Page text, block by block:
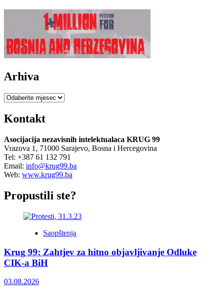
Arhiva
Arhiva
Kontakt
Asocijacija nezavisnih intelektualaca KRUG 99
Vrazova 1, 71000 Sarajevo, Bosna i Hercegovina
Tel: +387 61 132 791
Email: info@krug99.ba
Web: www.krug99.ba
Propustili ste?
Saopštenja
Krug 99: Zahtjev za hitno objavljivanje Odluke
CIK-a BiH
03.08.2026